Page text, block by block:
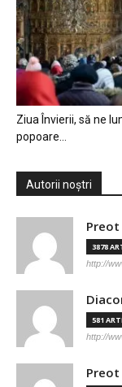
Ziua Învierii, să ne
popoare…
Autorii noștri
Preot
3878
http://
581
http://